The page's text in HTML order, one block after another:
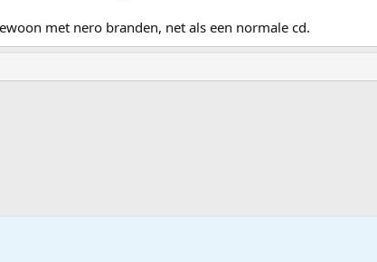
met nero branden, net als een normale cd.